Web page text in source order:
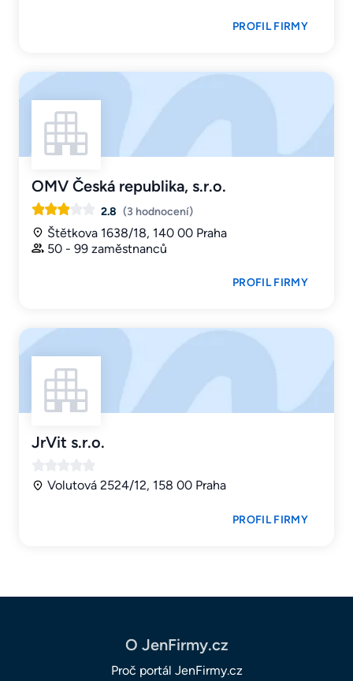
PROFIL FIRMY
OMV Česká republika, s.r.o.
2.8 (3 hodnocení)
Štětkova 1638/18, 140 00 Praha
50 - 99 zaměstnanců
PROFIL FIRMY
JrVit s.r.o.
Volutová 2524/12, 158 00 Praha
PROFIL FIRMY
O JenFirmy.cz
Proč portál JenFirmy.cz